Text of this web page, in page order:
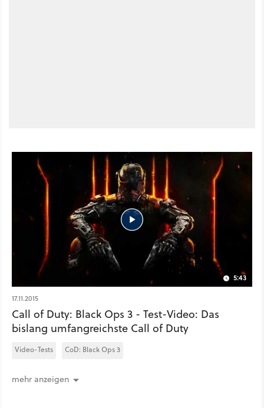
5:43
17.11.2015
Call of Duty: Black Ops 3 - Test-Video: Das
bislang umfangreichste Call of Duty
Video-Tests CoD: Black Ops 3
mehr anzeigen